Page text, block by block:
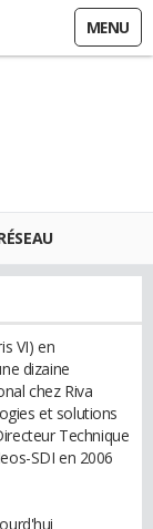
MENU
VI) en
dizaine
chez Riva
et solutions
Technique
SDI en 2006